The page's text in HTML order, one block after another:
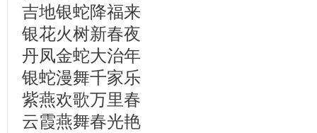
吉地银蛇降福来
银花火树新春夜
丹凤金蛇大治年
银蛇漫舞千家乐
紫燕欢歌万里春
云霞燕舞春光艳